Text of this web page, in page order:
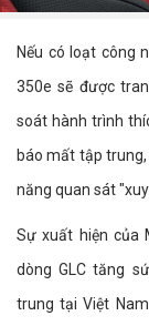
Nếu có loạt công
350e sẽ được
soát hành trình
báo mất tập
năng quan sát
Sự xuất hiện của
dòng GLC tăng
trung tại Việt